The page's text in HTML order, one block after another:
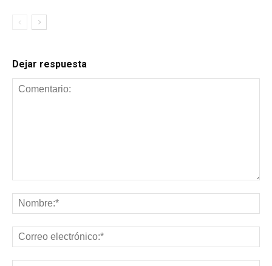
Dejar respuesta